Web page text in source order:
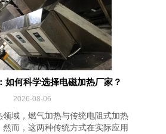
如何科学选择电磁加热厂家？
2026-08-06
域，燃气加热与传统电阻式加热
而，这两种传统方式在实际应用